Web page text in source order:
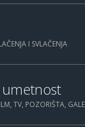
I SVLAČENJA
TV, POZORIŠTA,